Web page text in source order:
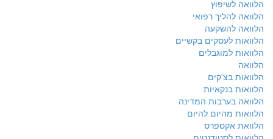
הלוואה לשיפוץ
הלוואה להליך רפואי
הלוואה להשקעה
הלוואות לעסקים בקשיים
הלוואות למוגבלים
הלוואה
הלוואות בצ'קים
הלוואות בנקאיות
הלוואה בערבות המדינה
הלוואות מהיום להיום
הלוואת אקספרס